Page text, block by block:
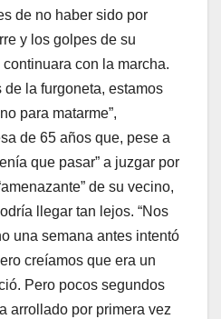
de no haber sido por
y los golpes de su
con la marcha.
de la furgoneta, estamos
para matarme”,
de 65 años que, pese a
que pasar” a juzgar por
de su vecino,
llegar tan lejos. “Nos
una semana antes intentó
creíamos que era un
Pero pocos segundos
arrollado por primera vez